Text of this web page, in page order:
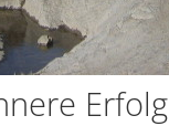
Erfolg